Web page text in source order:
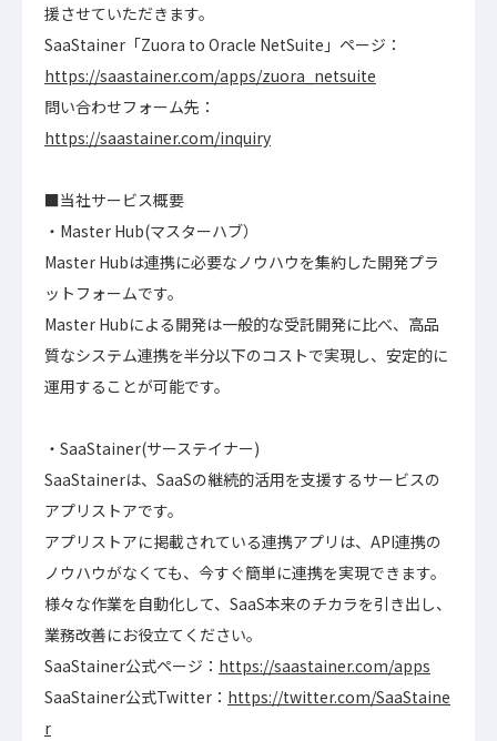
援させていただきます。
SaaStainer「Zuora to Oracle NetSuite」ページ：
https://saastainer.com/apps/zuora_netsuite
問い合わせフォーム先：
https://saastainer.com/inquiry
■当社サービス概要
・Master Hub(マスターハブ）
Master Hubは連携に必要なノウハウを集約した開発プラ
ットフォームです。
Master Hubによる開発は一般的な受託開発に比べ、高品
質なシステム連携を半分以下のコストで実現し、安定的に
運用することが可能です。
・SaaStainer(サーステイナー)
SaaStainerは、SaaSの継続的活用を支援するサービスの
アプリストアです。
アプリストアに掲載されている連携アプリは、API連携の
ノウハウがなくても、今すぐ簡単に連携を実現できます。
様々な作業を自動化して、SaaS本来のチカラを引き出し、
業務改善にお役立てください。
SaaStainer公式ページ： https://saastainer.com/apps
SaaStainer公式Twitter： https://twitter.com/SaaStaine
r